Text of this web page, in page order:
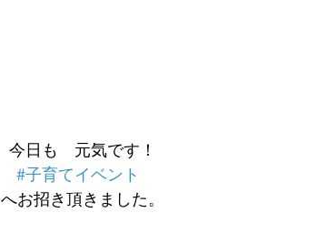
今日も　元気です！
#子育てイベント
へお招き頂きました。